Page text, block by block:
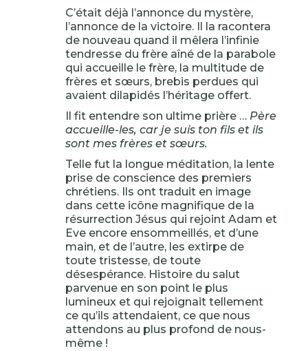
C’était déjà l’annonce du mystère,
l’annonce de la victoire. Il la racontera
de nouveau quand il mêlera l’infinie
tendresse du frère aîné de la parabole
qui accueille le frère, la multitude de
frères et sœurs, brebis perdues qui
avaient dilapidés l’héritage offert.
Il fit entendre son ultime prière … Père
accueille-les, car je suis ton fils et ils
sont mes frères et sœurs.
Telle fut la longue méditation, la lente
prise de conscience des premiers
chrétiens. Ils ont traduit en image
dans cette icône magnifique de la
résurrection Jésus qui rejoint Adam et
Eve encore ensommeillés, et d’une
main, et de l’autre, les extirpe de
toute tristesse, de toute
désespérance. Histoire du salut
parvenue en son point le plus
lumineux et qui rejoignait tellement
ce qu’ils attendaient, ce que nous
attendons au plus profond de nous-
même !